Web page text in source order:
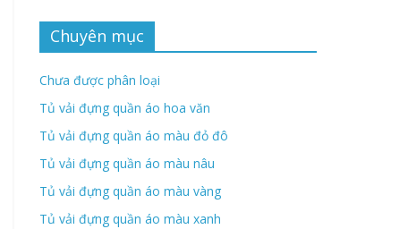
Chuyên mục
Chưa được phân loại
Tủ vải đựng quần áo hoa văn
Tủ vải đựng quần áo màu đỏ đô
Tủ vải đựng quần áo màu nâu
Tủ vải đựng quần áo màu vàng
Tủ vải đựng quần áo màu xanh